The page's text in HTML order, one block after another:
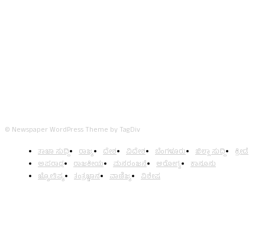
© Newspaper WordPress Theme by TagDiv
ತಾಜಾ ಸುದ್ದಿ
ರಾಜ್ಯ ದೇಶ ವಿದೇಶ ಬೆಂಗಳೂರು ಜಿಲ್ಲಾ ಸುದ್ದಿ
ಕ್ರೀಡೆ
ಅಪರಾಧ
ರಾಜಕೀಯ ಮನರಂಜನೆ ಆರೋಗ್ಯ
ಕಾನೂನು
ಜ್ಯೋತಿಷ್ಯ
ತಂತ್ರಜ್ಞಾನ ವಾಣಿಜ್ಯ ವಿಶೇಷ